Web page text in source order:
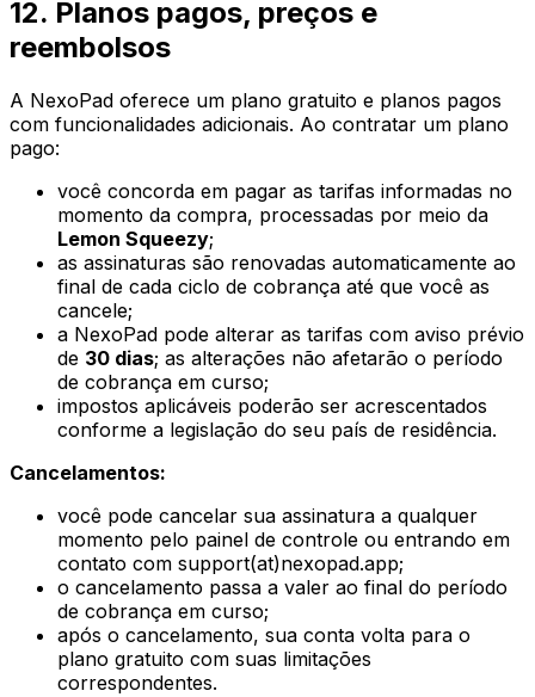
12. Planos pagos, preços e
reembolsos
A NexoPad oferece um plano gratuito e planos pagos
com funcionalidades adicionais. Ao contratar um plano
pago:
você concorda em pagar as tarifas informadas no
momento da compra, processadas por meio da
Lemon Squeezy;
as assinaturas são renovadas automaticamente ao
final de cada ciclo de cobrança até que você as
cancele;
a NexoPad pode alterar as tarifas com aviso prévio
de 30 dias; as alterações não afetarão o período
de cobrança em curso;
impostos aplicáveis poderão ser acrescentados
conforme a legislação do seu país de residência.
Cancelamentos:
você pode cancelar sua assinatura a qualquer
momento pelo painel de controle ou entrando em
contato com support(at)nexopad.app;
o cancelamento passa a valer ao final do período
de cobrança em curso;
após o cancelamento, sua conta volta para o
plano gratuito com suas limitações
correspondentes.